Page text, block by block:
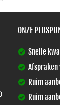
ONZE
Snelle
Ruim
Ruim